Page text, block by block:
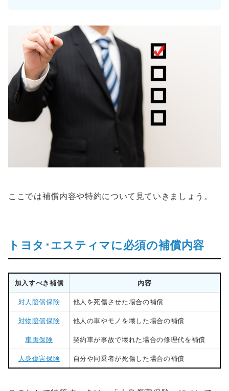
ここでは補償内容や特約について見ていきましょう。
トヨタ･エスティマに必須の補償内容
加入すべき補償 内容
対人賠償保険 他人を死傷させた場合の補償
対物賠償保険 他人の車やモノを壊した場合の補償
車両保険 契約車が事故で壊れた場合の修理代を補償
人身傷害保険 自分や同乗者が死傷した場合の補償